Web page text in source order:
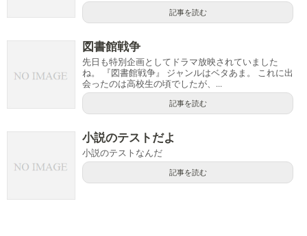
記事を読む
図書館戦争
先日も特別企画としてドラマ放映されていました
ね。 『図書館戦争』 ジャンルはベタあま。 これに出
会ったのは高校生の頃でしたが、...
記事を読む
小説のテストだよ
小説のテストなんだ
記事を読む